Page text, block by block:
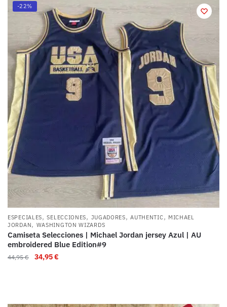
-22%
ESPECIALES,SELECCIONES, JUGADORES,AUTHENTIC, MICHAEL
JORDAN, WASHINGTON WIZARDS
Camiseta Selecciones | Michael Jordan jersey Azul | AU
embroidered Blue Edition#9
44,95€ 34,95€